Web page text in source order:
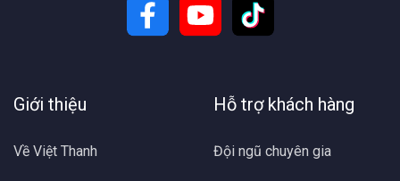
Giới thiệu
Về Việt Thanh
Hỗ trợ khách hàng
Đội ngũ chuyên gia